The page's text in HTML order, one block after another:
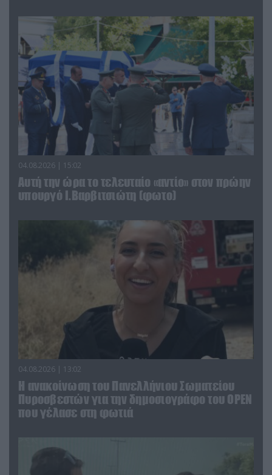
04.08.2026 | 15:02
Αυτή την ώρα το τελευταίο «αντίο» στον πρώην
υπουργό Ι.Βαρβιτσιώτη (φωτο)
04.08.2026 | 13:02
Η ανακοίνωση του Πανελλήνιου Σωματείου
Πυροσβεστών για την δημοσιογράφο του OPEN
που γέλασε στη φωτιά